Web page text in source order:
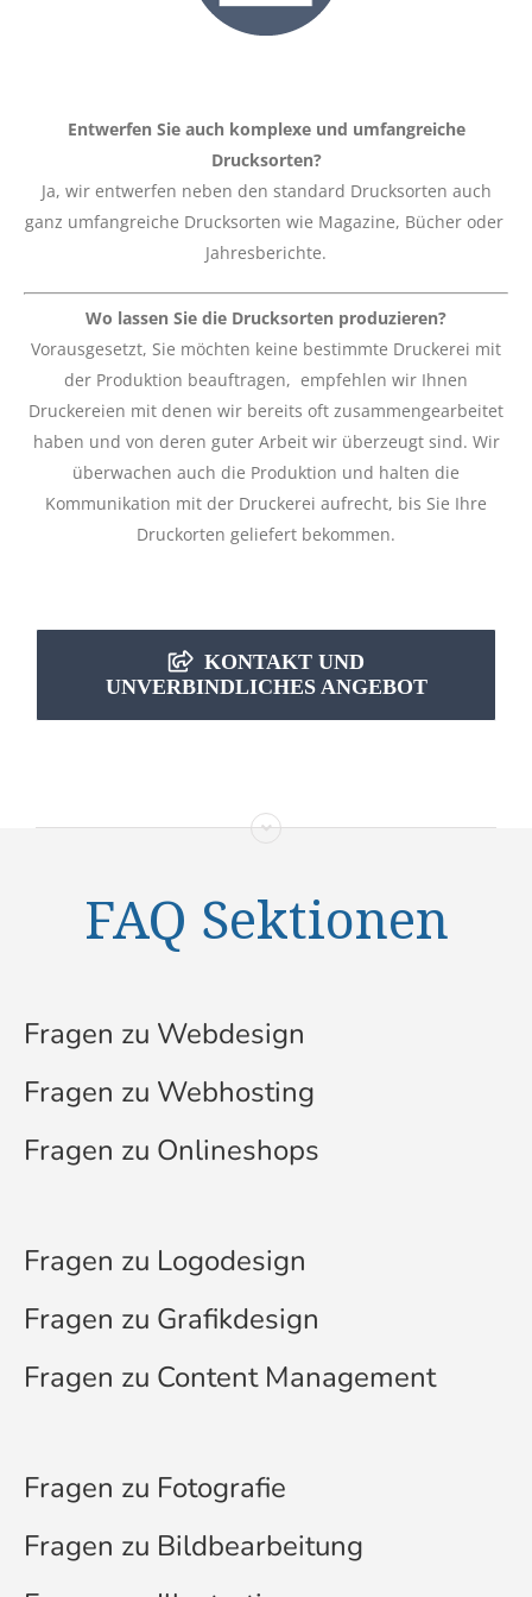
Entwerfen Sie auch komplexe und umfangreiche
Drucksorten?
Ja, wir entwerfen neben den standard Drucksorten auch
ganz umfangreiche Drucksorten wie Magazine, Bücher oder
Jahresberichte.
Wo lassen Sie die Drucksorten produzieren?
Vorausgesetzt, Sie möchten keine bestimmte Druckerei mit
der Produktion beauftragen, empfehlen wir Ihnen
Druckereien mit denen wir bereits oft zusammengearbeitet
haben und von deren guter Arbeit wir überzeugt sind. Wir
überwachen auch die Produktion und halten die
Kommunikation mit der Druckerei aufrecht, bis Sie Ihre
Druckorten geliefert bekommen.
KONTAKT UND
UNVERBINDLICHES ANGEBOT
FAQ Sektionen
Fragen zu Webdesign
Fragen zu Webhosting
Fragen zu Onlineshops
Fragen zu Logodesign
Fragen zu Grafikdesign
Fragen zu Content Management
Fragen zu Fotografie
Fragen zu Bildbearbeitung